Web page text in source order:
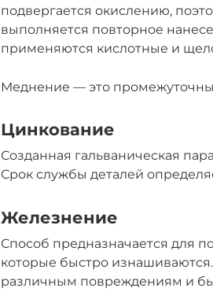
подвергается окислению,
выполняется повторное
применяются кислотные и
Меднение — это
Цинкование
Созданная гальваническая
Срок службы деталей
Железнение
Способ предназначается для
которые быстро
различным повреждениям и